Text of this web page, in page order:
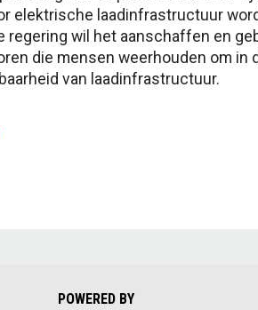
elektrische laadinfrastructuur
regering wil het aanschaffen en
die mensen weerhouden om in
van laadinfrastructuur.
POWERED BY